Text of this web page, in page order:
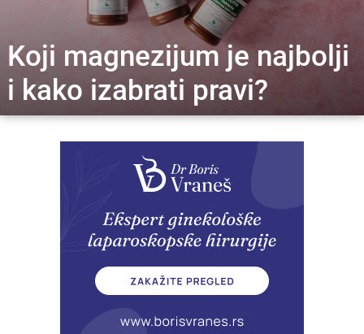
Koji magnezijum je najbolji
i kako izabrati pravi?